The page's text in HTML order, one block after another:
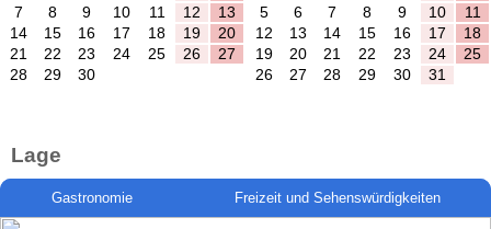
7
8 9 10 11 12
13
14
15 16 17 18 19
20
21
22 23 24 25 26
27
28
29 30
5
6 7 8 9 10
11
12
13 14 15 16 17
18
19
20 21 22 23 24
25
26
27 28 29 30 31
Lage
Gastronomie Freizeit und Sehenswürdigkeiten